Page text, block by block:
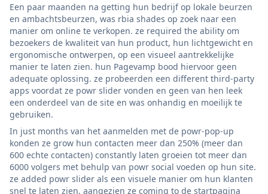
Een paar maanden na getting hun bedrijf op lokale beurzen
en ambachtsbeurzen, was rbia shades op zoek naar een
manier om online te verkopen. ze required the ability om
bezoekers de kwaliteit van hun product, hun lichtgewicht en
ergonomische ontwerpen, op een visueel aantrekkelijke
manier te laten zien. hun Pagevamp bood hiervoor geen
adequate oplossing. ze probeerden een different third-party
apps voordat ze powr slider vonden en geen van hen leek
een onderdeel van de site en was onhandig en moeilijk te
gebruiken.
In just months van het aanmelden met de powr-pop-up
konden ze grow hun contacten meer dan 250% (meer dan
600 echte contacten) constantly laten groeien tot meer dan
6000 volgers met behulp van powr social voeden op hun site.
ze added powr slider als een visuele manier om hun klanten
snel te laten zien, aangezien ze coming to de startpagina